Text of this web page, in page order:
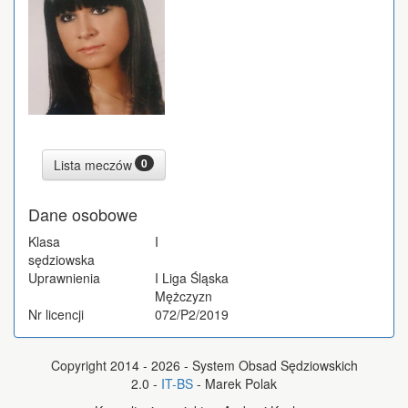
0
Lista meczów
Dane osobowe
Klasa
sędziowska
I
Uprawnienia
I Liga Śląska
Mężczyzn
Nr licencji
072/P2/2019
Copyright 2014 - 2026 - System Obsad Sędziowskich
2.0 - IT-BS - Marek Polak